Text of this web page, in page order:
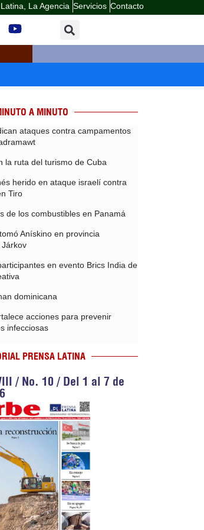
La Agencia Servicios Contacto
A MINUTO
ataques contra campamentos
la ruta del turismo de Cuba
herido en ataque israelí contra
Tiro
de los combustibles en Panamá
Anískino en provincia
en evento Brics India de
dominicana
acciones para prevenir
infecciosas
PRENSA LATINA
/ No. 10 / Del 1 al 7 de